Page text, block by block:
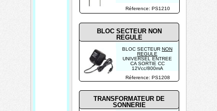
Réference: PS1208
BLOC SECTEUR NON
REGULE
BLOC SECTEUR NON
REGULE
UNIVERSEL ENTREE
CA SORTIE CC
12Vcc/800mA
Réference: PS1210
TRANSFORMATEUR DE
SONNERIE